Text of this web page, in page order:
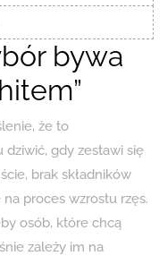
bywa
że to
dziwić, gdy zestawi się
brak składników
proces wzrostu rzęs.
osób, które chcą
zależy im na